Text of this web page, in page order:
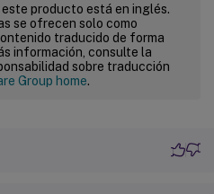
producto está en inglés.
se ofrecen solo como
traducido de forma
información, consulte la
sobre traducción
Group home.